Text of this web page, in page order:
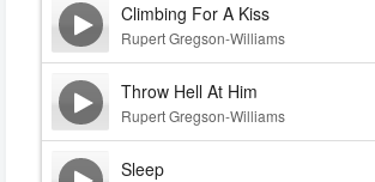
Climbing For A Kiss
Rupert Gregson-Williams
Throw Hell At Him
Rupert Gregson-Williams
Sleep